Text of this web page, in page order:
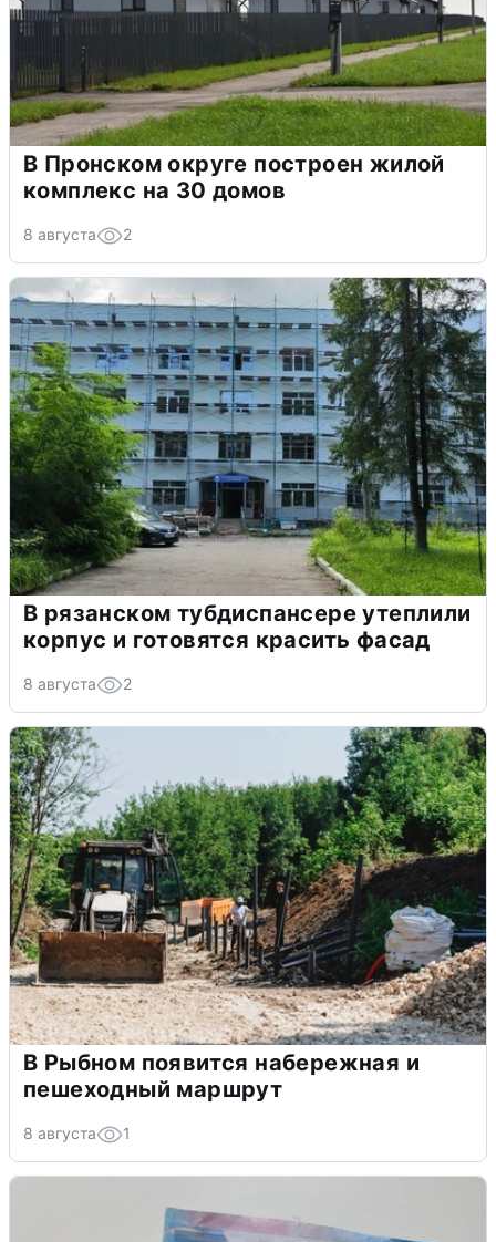
В Пронском округе построен жилой
комплекс на 30 домов
8 августа 2
В рязанском тубдиспансере утеплили
корпус и готовятся красить фасад
8 августа 2
В Рыбном появится набережная и
пешеходный маршрут
8 августа 1